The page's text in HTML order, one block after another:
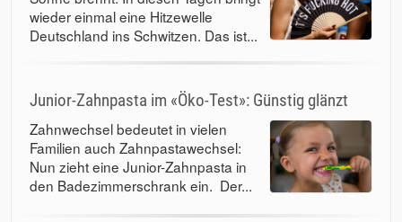
wieder einmal eine Hitzewelle
Deutschland ins Schwitzen. Das ist...
Junior-Zahnpasta im «Öko-Test»: Günstig glänzt
Zahnwechsel bedeutet in vielen
Familien auch Zahnpastawechsel:
Nun zieht eine Junior-Zahnpasta in
den Badezimmerschrank ein. Der...